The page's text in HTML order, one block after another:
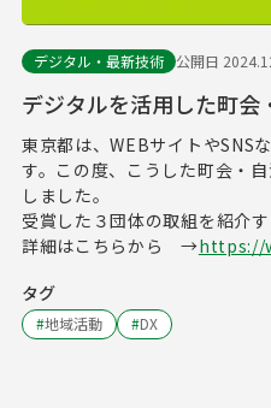
デジタル・最新技術 公開日
デジタルを活用した町会
東京都は、WEBサイトやSNS
す。この度、こうした町会・
しました。
受賞した３団体の取組を紹介
詳細はこちらから →https://
タグ
#地域活動 #DX